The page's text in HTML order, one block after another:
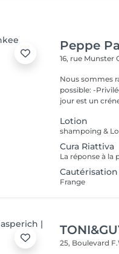
Peppe
16, rue Munster
Nous sommes ravis
possible: -
jour est un
Lotion
shampoing &
Cura Riattiva
Frange
25, Boulevard